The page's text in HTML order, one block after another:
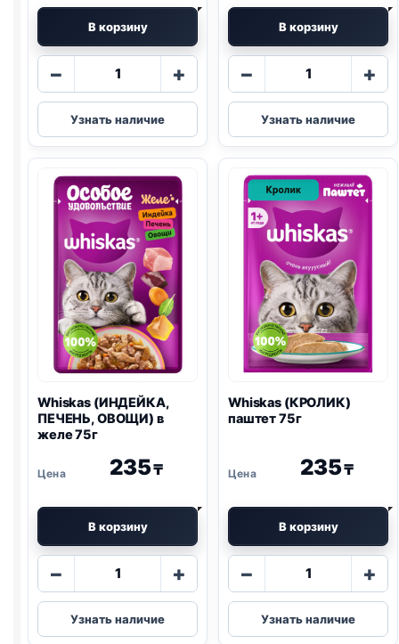
В корзину
−
Количество
Whiskas
(ТЕЛЯТИНА,
ЯГНЕНОК,
75г
+
Узнать наличие
В корзину
−
Количество
Whiskas
(КУРИЦА,
ИНДЕЙКА)
75г
+
Узнать наличие
Whiskas (ИНДЕЙКА,
ПЕЧЕНЬ, ОВОЩИ) в
желе 75г
235₸
В корзину
−
Количество
Whiskas
(ИНДЕЙКА,
+
Узнать наличие
Whiskas (КРОЛИК)
паштет 75г
235₸
В корзину
−
Количество
Whiskas
(КРОЛИК)
+
Узнать наличие